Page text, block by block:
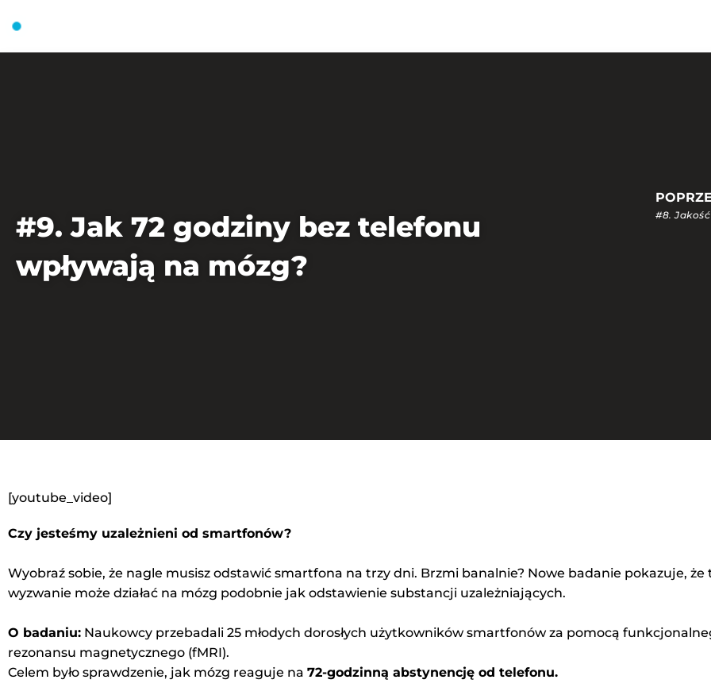
FIT MAKER MAREK FISCHER
#9. Jak 72 godziny bez telefonu
wpływają na mózg?
Prev
[youtube_video]
Czy jesteśmy uzależnieni od smartfonów?
Wyobraź sobie, że nagle musisz odstawić smartfona na trzy dni. Brzmi banalnie? Nowe badanie pokazuje, że
wyzwanie może działać na mózg podobnie jak odstawienie substancji uzależniających.
O badaniu: Naukowcy przebadali 25 młodych dorosłych użytkowników smartfonów za pomocą
rezonansu magnetycznego (fMRI).
Celem było sprawdzenie, jak mózg reaguje na 72-godzinną abstynencję od telefonu.